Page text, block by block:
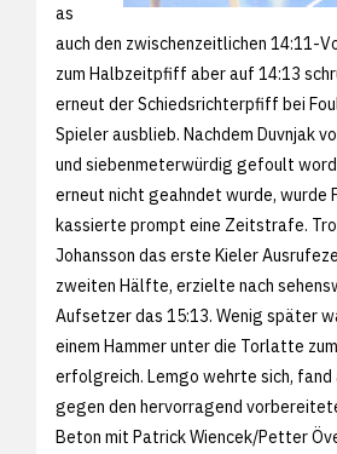
as
auch den zwischenzeitlichen 14:11-
zum Halbzeitpfiff aber auf 14:13
erneut der Schiedsrichterpfiff bei
Spieler ausblieb. Nachdem Duvnjak
und siebenmeterwürdig gefoult
erneut nicht geahndet wurde, wurde
kassierte prompt eine Zeitstrafe.
Johansson das erste Kieler
zweiten Hälfte, erzielte nach
Aufsetzer das 15:13. Wenig später
einem Hammer unter die Torlatte
erfolgreich. Lemgo wehrte sich,
gegen den hervorragend
Beton mit Patrick Wiencek/Petter